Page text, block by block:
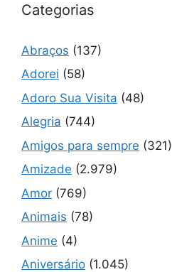
Categorias
Abraços (137)
Adorei (58)
Adoro Sua Visita (48)
Alegria (744)
Amigos para sempre (321)
Amizade (2.979)
Amor (769)
Animais (78)
Anime (4)
Aniversário (1.045)